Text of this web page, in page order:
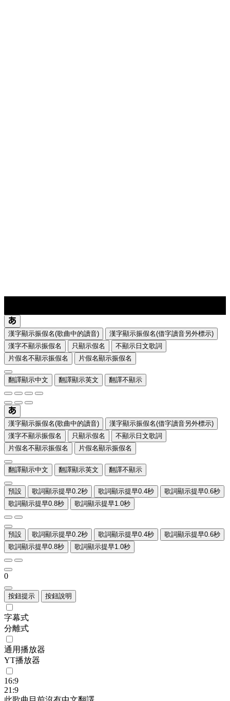
漢字顯示振假名(歌曲中的讀音)
漢字顯示振假名(借字讀音另外標示)
漢字不顯示振假名
只顯示假名
不顯示日文歌詞
片假名不顯示振假名
片假名顯示振假名
翻譯顯示中文 翻譯顯示英文 翻譯不顯示
漢字顯示振假名(歌曲中的讀音)
漢字顯示振假名(借字讀音另外標示)
漢字不顯示振假名
只顯示假名
不顯示日文歌詞
片假名不顯示振假名
片假名顯示振假名
翻譯顯示中文 翻譯顯示英文 翻譯不顯示
預設 歌詞顯示提早0.2秒 歌詞顯示提早0.4秒
歌詞顯示提早0.6秒
歌詞顯示提早0.8秒
歌詞顯示提早1.0秒
預設 歌詞顯示提早0.2秒 歌詞顯示提早0.4秒
歌詞顯示提早0.6秒
歌詞顯示提早0.8秒
歌詞顯示提早1.0秒
0
按鈕提示 按鈕說明
字幕式
分離式
通用播放器
YT播放器
16:9
21:9